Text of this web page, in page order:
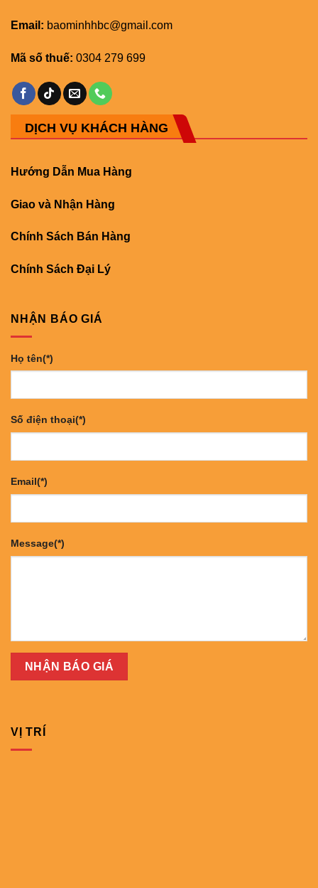
Email: baominhhbc@gmail.com
Mã số thuế: 0304 279 699
DỊCH VỤ KHÁCH HÀNG
Hướng Dẫn Mua Hàng
Giao và Nhận Hàng
Chính Sách Bán Hàng
Chính Sách Đại Lý
NHẬN BÁO GIÁ
Họ tên(*)
Số điện thoại(*)
Email(*)
Message(*)
VỊ TRÍ